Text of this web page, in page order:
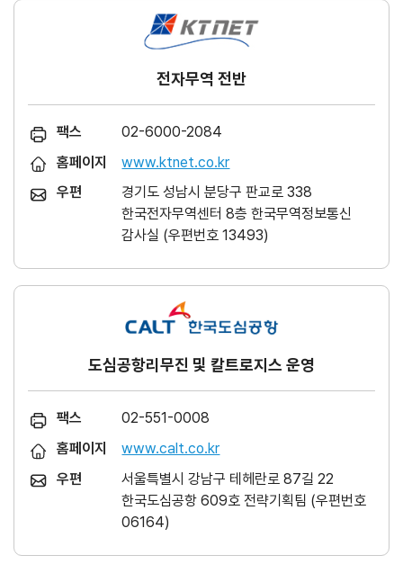
전자무역 전반
팩스
02-6000-2084
홈페이지
www.ktnet.co.kr
우편
경기도 성남시 분당구 판교로 338
한국전자무역센터 8층 한국무역정보통신
감사실 (우편번호 13493)
도심공항리무진 및 칼트로지스 운영
팩스
02-551-0008
홈페이지
www.calt.co.kr
우편
서울특별시 강남구 테헤란로 87길 22
한국도심공항 609호 전략기획팀 (우편번호
06164)